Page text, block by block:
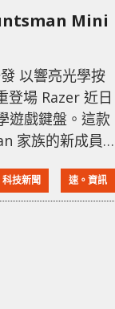
Mini
以響亮光學按
近日
遊戲鍵盤。這款
家族的新成員，
紫按鍵軸或最新
科技新聞 速。資訊